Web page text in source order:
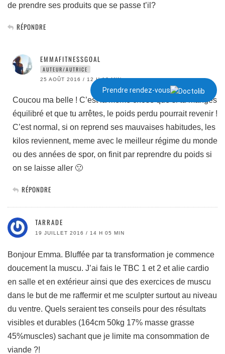
de prendre ses produits que se passe t’il?
RÉPONDRE
EMMAFITNESSGOAL
AUTEUR/AUTRICE
25 AOÛT 2016 / 12 H 16 MIN
Coucou ma belle ! C’est la meme chose que si tu manges
équilibré et que tu arrêtes, le poids perdu pourrait revenir !
C’est normal, si on reprend ses mauvaises habitudes, les
kilos reviennent, meme avec le meilleur régime du monde
ou des années de spor, on finit par reprendre du poids si
on se laisse aller 🙁
RÉPONDRE
TARRADE
19 JUILLET 2016 / 14 H 05 MIN
Bonjour Emma. Bluffée par ta transformation je commence
doucement la muscu. J’ai fais le TBC 1 et 2 et alie cardio
en salle et en extérieur ainsi que des exercices de muscu
dans le but de me raffermir et me sculpter surtout au niveau
du ventre. Quels seraient tes conseils pour des résultats
visibles et durables (164cm 50kg 17% masse grasse
45%muscles) sachant que je limite ma consommation de
viande ?!
Prendre rendez-vous